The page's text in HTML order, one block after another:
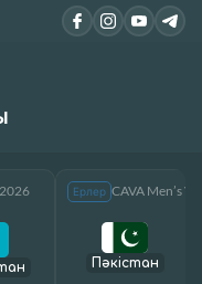
Ерлер CAVA Men’s
Пәкістан